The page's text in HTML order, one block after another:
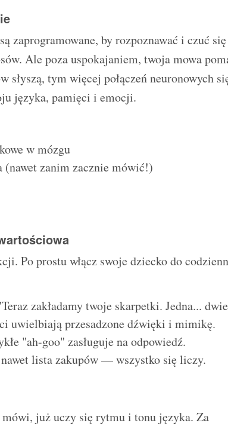
zaprogramowane, by rozpoznawać i czuć się
Ale poza uspokajaniem, twoja mowa
słyszą, tym więcej połączeń neuronowych
języka, pamięci i emocji.
w mózgu
(nawet zanim zacznie mówić!)
Po prostu włącz swoje dziecko do
zakładamy twoje skarpetki. Jedna...
uwielbiają przesadzone dźwięki i mimikę.
"ah-goo" zasługuje na odpowiedź.
lista zakupów — wszystko się liczy.
już uczy się rytmu i tonu języka. Za